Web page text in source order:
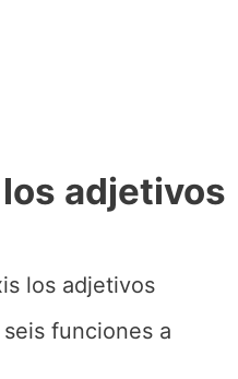
adjetivos
los adjetivos
funciones a